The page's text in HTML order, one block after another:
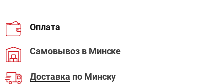
Оплата
Самовывоз в Минске
Доставка по Минску